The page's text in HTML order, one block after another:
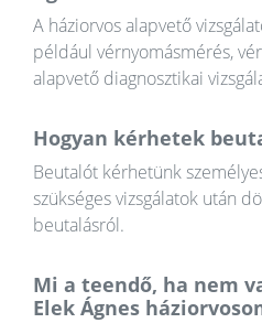
A háziorvos alapvető
például vérnyomásmérés,
alapvető diagnosztikai
Hogyan kérhetek
Beutalót kérhetünk
szükséges vizsgálatok után
beutalásról.
Mi a teendő, ha nem
Elek Ágnes